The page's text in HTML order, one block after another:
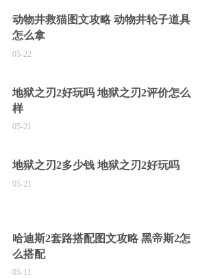
动物井救猫图文攻略 动物井轮子道具
怎么拿
05-22
地狱之刃2好玩吗 地狱之刃2评价怎么
样
05-21
地狱之刃2多少钱 地狱之刃2好玩吗
05-21
哈迪斯2套路搭配图文攻略 黑帝斯2怎
么搭配
05-11